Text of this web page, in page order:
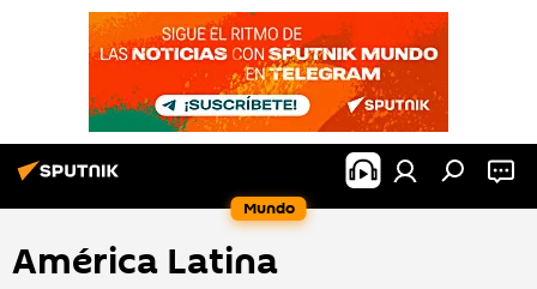
Mundo
América Latina